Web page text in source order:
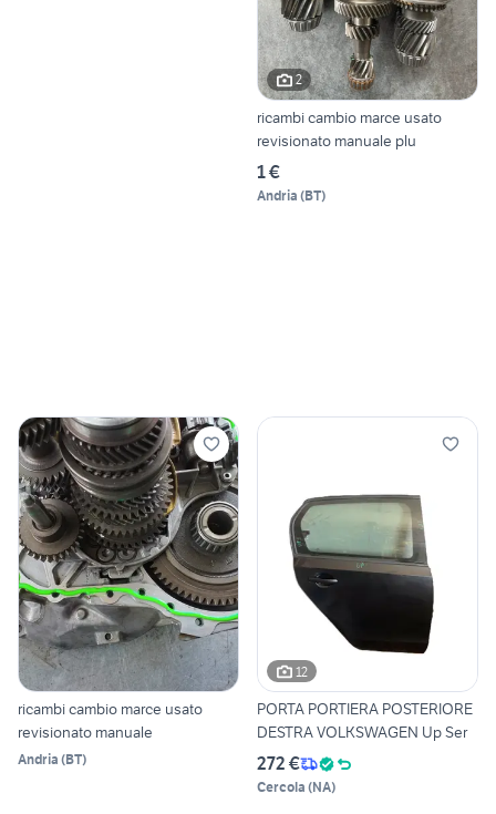
2
ricambi cambio marce usato
revisionato manuale plu
1 €
Andria (BT)
ricambi cambio marce usato
revisionato manuale
Andria (BT)
12
PORTA PORTIERA POSTERIORE
DESTRA VOLKSWAGEN Up Ser
272 €
Cercola (NA)